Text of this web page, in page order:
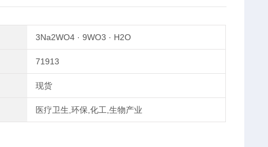
3Na2WO4 · 9WO3 · H2O
71913
现货
医疗卫生,环保,化工,生物产业